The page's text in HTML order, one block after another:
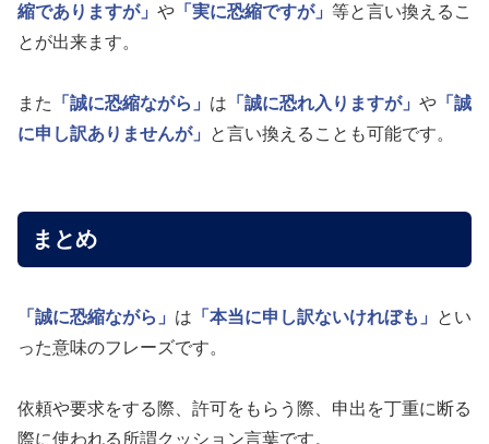
縮でありますが」 や 「実に恐縮ですが」 等と言い換えるこ
とが出来ます。
また 「誠に恐縮ながら」 は 「誠に恐れ入りますが」 や 「誠
に申し訳ありませんが」
と言い換えることも可能です。
まとめ
「誠に恐縮ながら」 は 「本当に申し訳ないけれぼも」
とい
った意味のフレーズです。
依頼や要求をする際、許可をもらう際、申出を丁重に断る
際に使われる所謂クッション言葉です。